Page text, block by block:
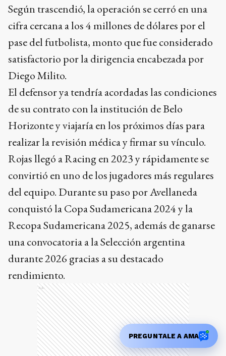
Según trascendió, la operación se cerró en una
cifra cercana a los 4 millones de dólares por el
pase del futbolista, monto que fue considerado
satisfactorio por la dirigencia encabezada por
Diego Milito.
El defensor ya tendría acordadas las condiciones
de su contrato con la institución de Belo
Horizonte y viajaría en los próximos días para
realizar la revisión médica y firmar su vínculo.
Rojas llegó a Racing en 2023 y rápidamente se
convirtió en uno de los jugadores más regulares
del equipo. Durante su paso por Avellaneda
conquistó la Copa Sudamericana 2024 y la
Recopa Sudamericana 2025, además de ganarse
una convocatoria a la Selección argentina
durante 2026 gracias a su destacado
rendimiento.
Ads
PREGUNTALE A AMA